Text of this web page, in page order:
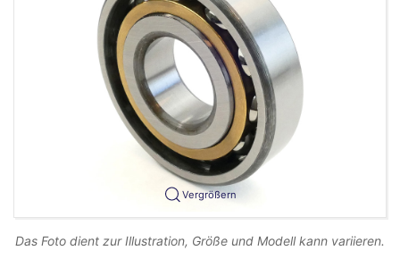
Vergrößern
Das Foto dient zur Illustration, Größe und Modell kann variieren.